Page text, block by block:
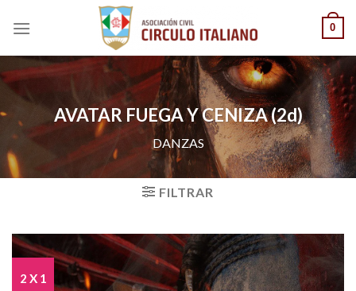
0
AVATAR FUEGA Y CENIZA (2d)
DANZAS
FILTRAR
2 X 1